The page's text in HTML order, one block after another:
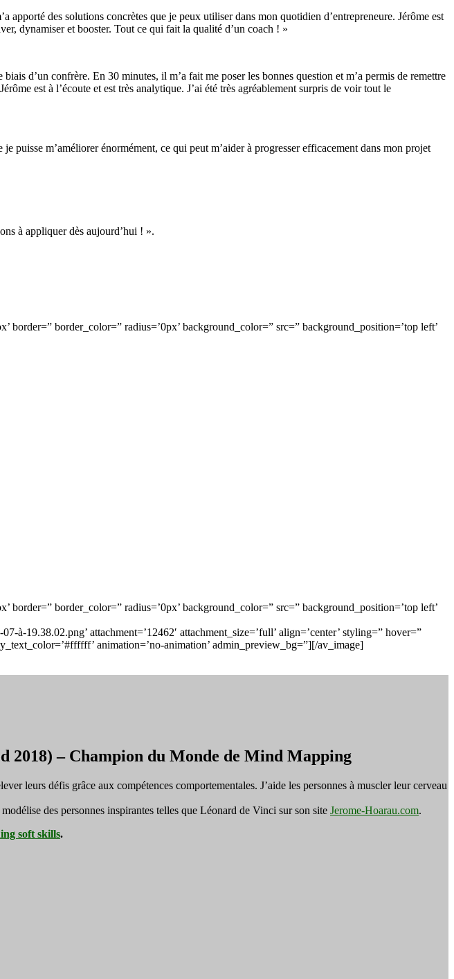
apporté des solutions concrètes que je peux utiliser dans mon quotidien d’entrepreneure. Jérôme est
dynamiser et booster. Tout ce qui fait la qualité d’un coach ! »
d’un confrère. En 30 minutes, il m’a fait me poser les bonnes question et m’a permis de remettre
est à l’écoute et est très analytique. J’ai été très agréablement surpris de voir tout le
puisse m’améliorer énormément, ce qui peut m’aider à progresser efficacement dans mon projet
à appliquer dès aujourd’hui ! ».
border_color=” radius=’0px’ background_color=” src=” background_position=’top left’
border_color=” radius=’0px’ background_color=” src=” background_position=’top left’
19.38.02.png’ attachment=’12462′ attachment_size=’full’ align=’center’ styling=” hover=”
animation=’no-animation’ admin_preview_bg=”][/av_image]
2018) – Champion du Monde de Mind Mapping
leurs défis grâce aux compétences comportementales. J’aide les personnes à muscler leur cerveau
des personnes inspirantes telles que Léonard de Vinci sur son site Jerome-Hoarau.com.
soft skills.